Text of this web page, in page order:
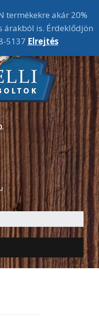
termékekre akár 20%
árakból is. Érdeklődjön
5137 Elrejtés